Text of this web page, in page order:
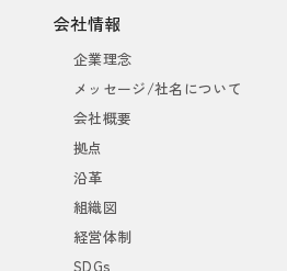
会社情報
企業理念
メッセージ/社名について
会社概要
拠点
沿革
組織図
経営体制
SDGs